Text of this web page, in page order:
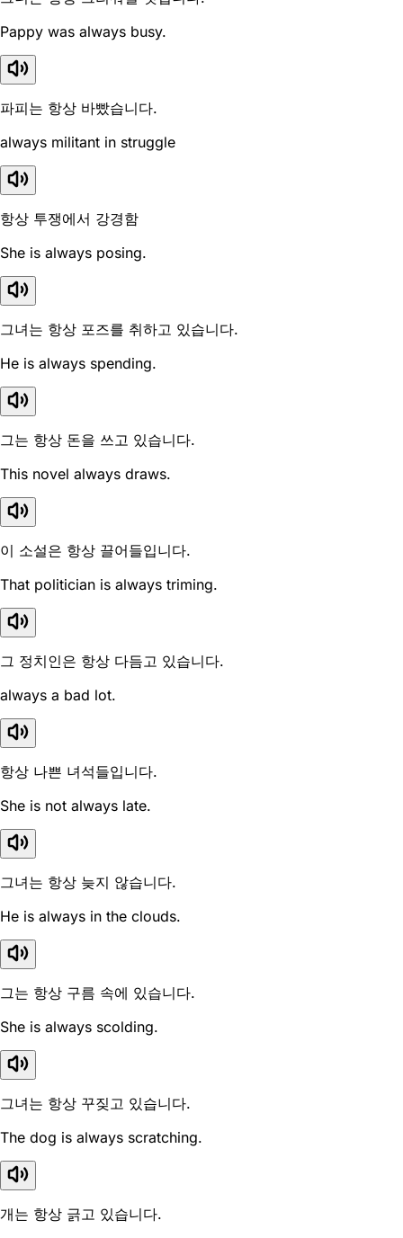
Pappy was always busy.
파피는 항상 바빴습니다.
always militant in struggle
항상 투쟁에서 강경함
She is always posing.
그녀는 항상 포즈를 취하고 있습니다.
He is always spending.
그는 항상 돈을 쓰고 있습니다.
This novel always draws.
이 소설은 항상 끌어들입니다.
That politician is always triming.
그 정치인은 항상 다듬고 있습니다.
always a bad lot.
항상 나쁜 녀석들입니다.
She is not always late.
그녀는 항상 늦지 않습니다.
He is always in the clouds.
그는 항상 구름 속에 있습니다.
She is always scolding.
그녀는 항상 꾸짖고 있습니다.
The dog is always scratching.
개는 항상 긁고 있습니다.